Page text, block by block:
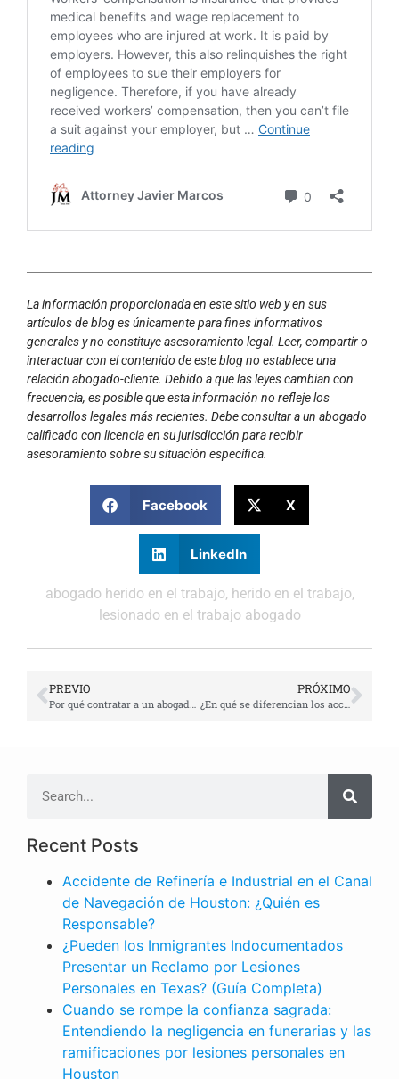
La información proporcionada en este sitio web y en sus
artículos de blog es únicamente para fines informativos
generales y no constituye asesoramiento legal. Leer, compartir o
interactuar con el contenido de este blog no establece una
relación abogado-cliente. Debido a que las leyes cambian con
frecuencia, es posible que esta información no refleje los
desarrollos legales más recientes. Debe consultar a un abogado
calificado con licencia en su jurisdicción para recibir
asesoramiento sobre su situación específica.
Facebook X
LinkedIn
abogado herido en el trabajo, herido en el trabajo,
lesionado en el trabajo abogado
PREVIO
Por qué contratar a un abogado de accidentes de Hit and Run | Abogado Javier Marcos
PRÓXIMO
¿En qué se diferencian los accidentes de camiones de los accidentes automovilísticos? | Abogado de accidente de Coche
Recent Posts
Accidente de Refinería e Industrial en el Canal
de Navegación de Houston: ¿Quién es
Responsable?
¿Pueden los Inmigrantes Indocumentados
Presentar un Reclamo por Lesiones
Personales en Texas? (Guía Completa)
Cuando se rompe la confianza sagrada:
Entendiendo la negligencia en funerarias y las
ramificaciones por lesiones personales en
Houston